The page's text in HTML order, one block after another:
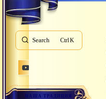
Search K
НАША ТРАДИЦИЯ